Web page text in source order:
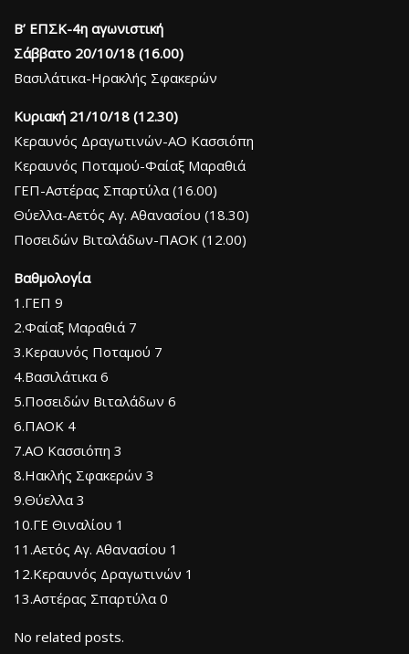
Β’ ΕΠΣΚ-4η αγωνιστική
Σάββατο 20/10/18 (16.00)
Βασιλάτικα-Ηρακλής Σφακερών
Κυριακή 21/10/18 (12.30)
Κεραυνός Δραγωτινών-ΑΟ Κασσιόπη
Κεραυνός Ποταμού-Φαίαξ Μαραθιά
ΓΕΠ-Αστέρας Σπαρτύλα (16.00)
Θύελλα-Αετός Αγ. Αθανασίου (18.30)
Ποσειδών Βιταλάδων-ΠΑΟΚ (12.00)
Βαθμολογία
1.ΓΕΠ 9
2.Φαίαξ Μαραθιά 7
3.Κεραυνός Ποταμού 7
4.Βασιλάτικα 6
5.Ποσειδών Βιταλάδων 6
6.ΠΑΟΚ 4
7.ΑΟ Κασσιόπη 3
8.Ηακλής Σφακερών 3
9.Θύελλα 3
10.ΓΕ Θιναλίου 1
11.Αετός Αγ. Αθανασίου 1
12.Κεραυνός Δραγωτινών 1
13.Αστέρας Σπαρτύλα 0
No related posts.